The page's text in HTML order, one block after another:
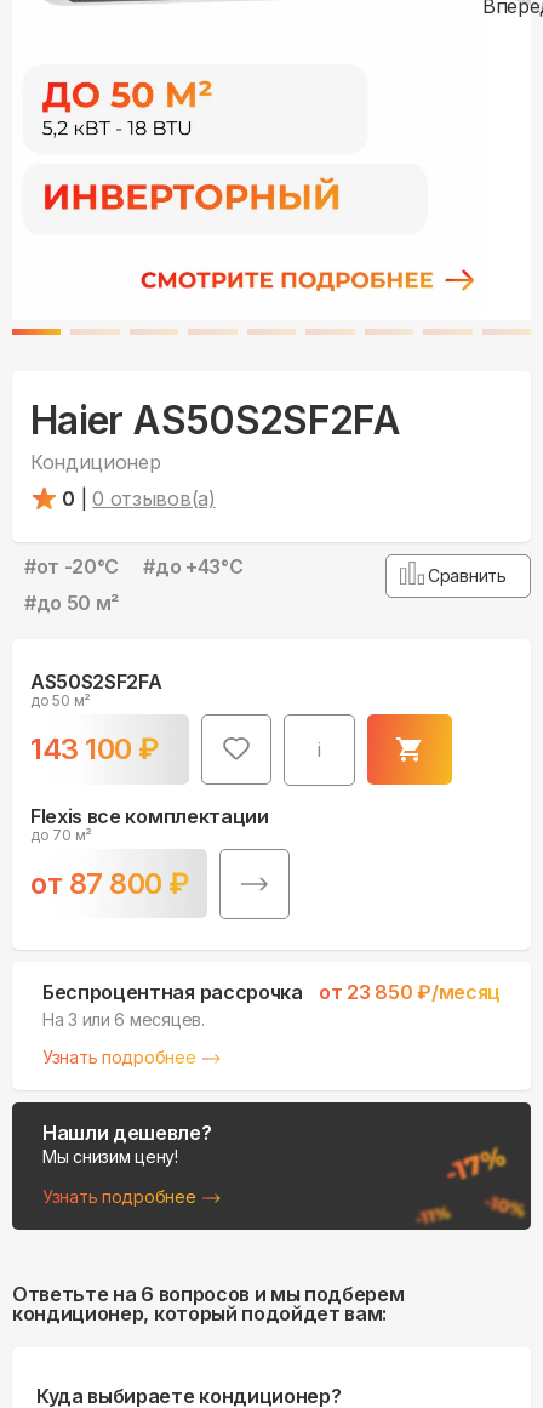
Haier AS50S2SF2FA
Кондиционер
0
0 отзывов(а)
#от -20°С #до +43°С
#до 50 м²
Сравнить
AS50S2SF2FA
до 50 м²
143 100 ₽ i
Flexis все комплектации
до 70 м²
от 87 800 ₽
Беспроцентная рассрочка от 23 850 ₽/месяц
На 3 или 6 месяцев.
Узнать подробнее
Нашли дешевле?
Мы снизим цену!
Узнать подробнее
Ответьте на 6 вопросов и мы подберем
кондиционер, который подойдет вам:
Куда выбираете кондиционер?